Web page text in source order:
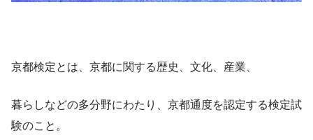
京都検定とは、京都に関する歴史、文化、産業、
暮らしなどの多分野にわたり、京都通度を認定する検定試
験のこと。